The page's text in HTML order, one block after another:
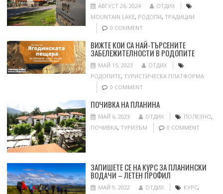
АВГУСТ 26, 2024
ОТДИХ
MOUNTAIN LAKE, РОДОПИ, ТРАДИЦИИ
0 COMMENT
ВИЖТЕ КОИ СА НАЙ-ТЪРСЕНИТЕ
ЗАБЕЛЕЖИТЕЛНОСТИ В РОДОПИТЕ
МАЙ 15, 2023
ОТДИХ
РОДОПИТЕ, ТУРИСТИЧЕСКА ПЛАТФОРМА
0 COMMENT
ПОЧИВКА НА ПЛАНИНА
МАЙ 6, 2023 ОТДИХ ПОЛЕЗНО,
ПОЧИВКА, ТУРИЗЪМ 0 COMMENT
ЗАПИШЕТЕ СЕ НА КУРС ЗА ПЛАНИНСКИ
ВОДАЧИ – ЛЕТЕН ПРОФИЛ
МАЙ 9, 2022 ОТДИХ КУРС,